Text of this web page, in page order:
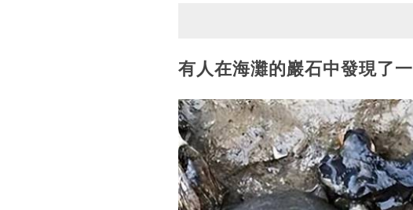
有人在海灘的巖石中發現了